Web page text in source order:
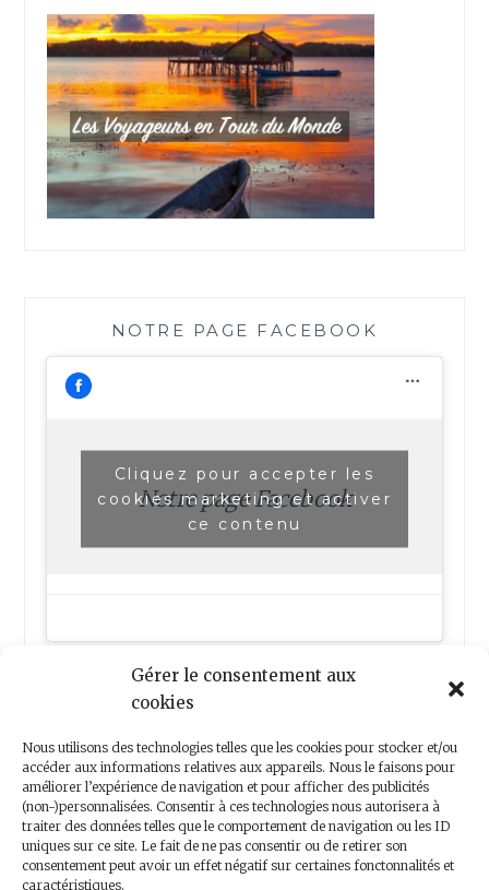
Gérer le consentement aux
cookies
Nous utilisons des technologies telles que les cookies pour stocker et/ou
accéder aux informations relatives aux appareils. Nous le faisons pour
améliorer l’expérience de navigation et pour afficher des publicités
(non-)personnalisées. Consentir à ces technologies nous autorisera à
traiter des données telles que le comportement de navigation ou les ID
uniques sur ce site. Le fait de ne pas consentir ou de retirer son
consentement peut avoir un effet négatif sur certaines fonctonnalités et
caractéristiques.
NOTRE PAGE FACEBOOK
Notre page Facebook
Cliquez pour accepter les
cookies marketing et activer
ce contenu
Nous contacter